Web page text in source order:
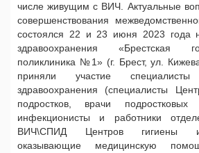
числе живущим с ВИЧ. Актуальные
совершенствования
состоялся 22 и 23 июня 2023 года
здравоохранения «Брестская
поликлиника №1» (г. Брест, ул.
приняли участие
здравоохранения (специалисты
подростков, врачи подростковых
инфекционисты и работники
ВИЧ\СПИД Центров гигиены и
оказывающие медицинскую